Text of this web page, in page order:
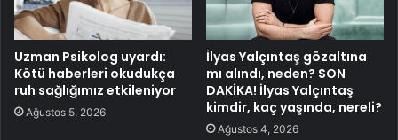
Uzman Psikolog uyardı:
Kötü haberleri okudukça
ruh sağlığımız etkileniyor
Ağustos 5, 2026
İlyas Yalçıntaş gözaltına
mı alındı, neden? SON
DAKİKA! İlyas Yalçıntaş
kimdir, kaç yaşında, nereli?
Ağustos 4, 2026